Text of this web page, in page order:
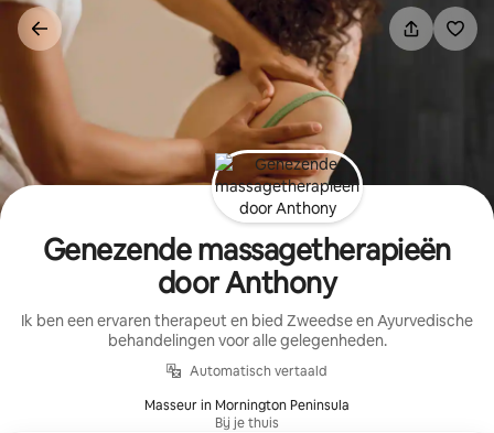
Ga
direct
naar
inhoud
Genezende massagetherapieën
door Anthony
Ik ben een ervaren therapeut en bied Zweedse en Ayurvedische
behandelingen voor alle gelegenheden.
Automatisch vertaald
Masseur in Mornington Peninsula
Bij je thuis